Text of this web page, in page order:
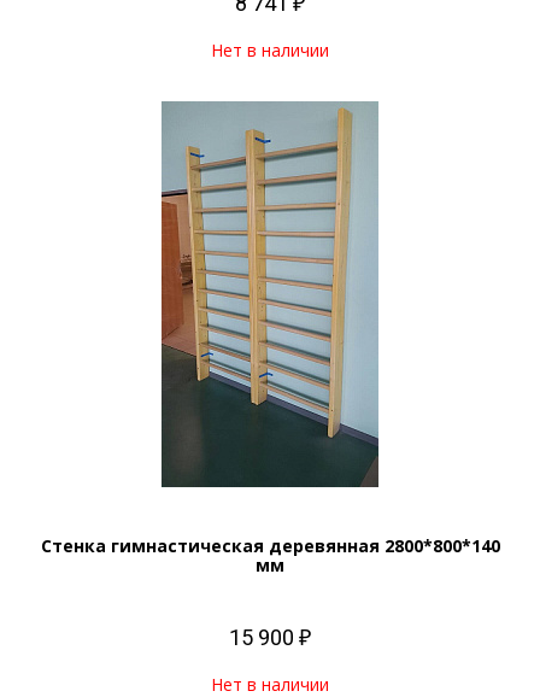
Нет в наличии
Стенка гимнастическая деревянная 2800*800*140
мм
15 900 ₽
Нет в наличии